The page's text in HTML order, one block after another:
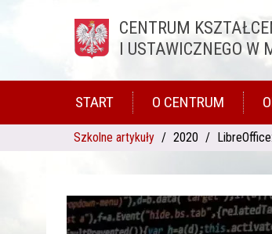
Przejdź do treści
CENTRUM
I USTAWICZNEGO W
START O CENTRUM
Szkolne artykuły 2020